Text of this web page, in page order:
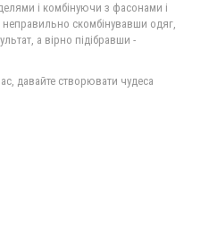
і комбінуючи з фасонами і
скомбінувавши одяг,
а вірно підібравши -
давайте створювати чудеса